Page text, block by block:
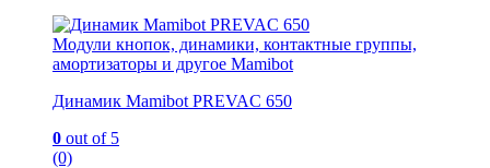
Модули кнопок, динамики, контактные группы,
амортизаторы и другое Mamibot
Динамик Mamibot PREVAC 650
0 out of 5
(0)